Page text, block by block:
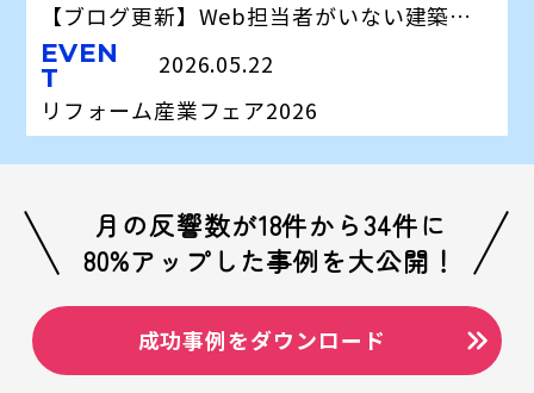
【ブログ更新】Web担当者がいない建築会社の集客術
EVEN
T
2026.05.22
リフォーム産業フェア2026
月の反響数が18件から34件に
80%アップした事例を大公開！
成功事例をダウンロード